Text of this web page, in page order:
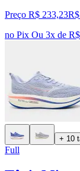
Preço R$ 233,23R$
no Pix Ou 3x de
+ 10
Full